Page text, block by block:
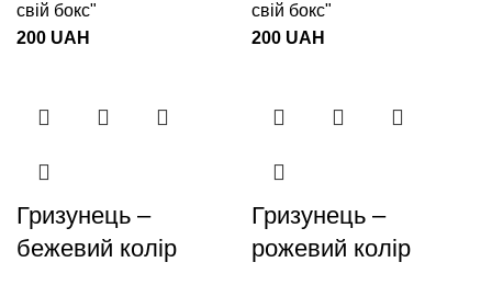
свій бокс"
200 UAH
свій бокс"
200 UAH
Гризунець –
бежевий колір
Гризунець –
рожевий колір